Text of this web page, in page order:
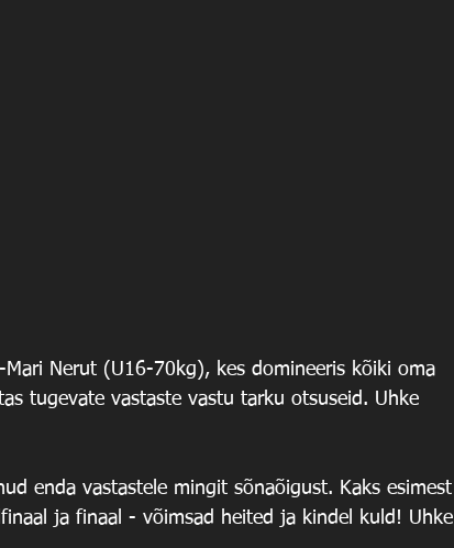
Mari Nerut (U16-70kg), kes domineeris kõiki oma
tugevate vastaste vastu tarku otsuseid. Uhke
enda vastastele mingit sõnaõigust. Kaks esimest
ja finaal - võimsad heited ja kindel kuld! Uhke